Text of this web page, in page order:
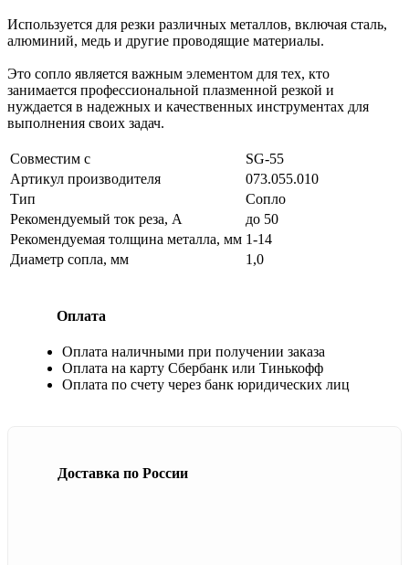
Используется для резки различных металлов, включая сталь,
алюминий, медь и другие проводящие материалы.
Это сопло является важным элементом для тех, кто
занимается профессиональной плазменной резкой и
нуждается в надежных и качественных инструментах для
выполнения своих задач.
Совместим с
SG-55
Артикул производителя
073.055.010
Тип
Сопло
Рекомендуемый ток реза, А
до 50
Рекомендуемая толщина металла, мм 1-14
Диаметр сопла, мм
1,0
Оплата
Оплата наличными при получении заказа
Оплата на карту Сбербанк или Тинькофф
Оплата по счету через банк юридических лиц
Доставка по России